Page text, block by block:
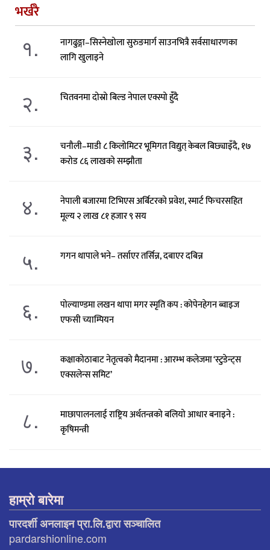
भर्खरै
१.
नागढुङ्गा–सिस्नेखोला सुरुङमार्ग साउनभित्रै सर्वसाधारणका
लागि खुलाइने
२. चितवनमा दोस्रो बिल्ड नेपाल एक्स्पो हुंँदै
३.
चनौली–माडी ८ किलोमिटर भूमिगत विद्युत् केबल बिछ्याइँदै, १७
करोड ८६ लाखको सम्झौता
४.
नेपाली बजारमा टिभिएस अर्बिटरको प्रवेश, स्मार्ट फिचरसहित
मूल्य २ लाख ८१ हजार ९ सय
५. गगन थापाले भने– तर्साएर तर्सिन्न, दबाएर दबिन्न
६.
पोल्याण्डमा लखन थापा मगर स्मृति कप : कोपेनहेगन ब्वाइज
एफसी च्याम्पियन
७.
कक्षाकोठाबाट नेतृत्वको मैदानमा : आरम्भ कलेजमा ‘स्टुडेन्ट्स
एक्सलेन्स समिट’
८.
माछापालनलाई राष्ट्रिय अर्थतन्त्रको बलियो आधार बनाइने :
कृषिमन्त्री
हाम्रो बारेमा
पारदर्शी अनलाइन प्रा.लि.द्वारा सञ्चालित
pardarshionline.com